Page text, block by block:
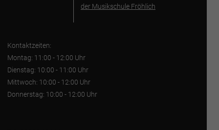
der Musikschule Fröhlich
Kontaktzeiten:
Montag: 11:00 - 12:00 Uhr
Dienstag: 10:00 - 11:00 Uhr
Mittwoch: 10:00 - 12:00 Uhr
Donnerstag: 10:00 - 12:00 Uhr